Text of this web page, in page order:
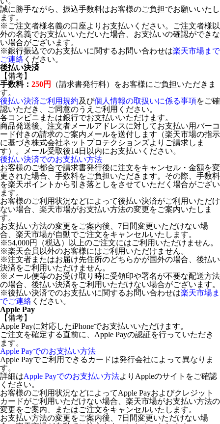
誠に勝手ながら、振込手数料はお客様のご負担でお願いいたし
ます。
※ご注文者様名義の口座よりお支払いください。ご注文者様以
外の名義でお支払いいただいた場合、お支払いの確認ができな
い場合がございます。
※銀行振込でのお支払いに関するお問い合わせは楽天市場まで
ご連絡 ください。
後払い決済
【備考】
手数料： 250円
（請求書発行料）をお客様にご負担いただきま
す。
後払い決済ご利用規約及び個人情報の取扱いに係る事項をご確
認いただき、ご同意のうえご利用ください。
各コンビニまたは銀行でお支払いいただけます。
商品発送後、注文者メールアドレスに対してお支払い用バーコ
ード付きの請求のご案内メールを送付します（楽天市場の指示
に基づき株式会社ネットプロテクションズよりご請求しま
す）。メール受取後14日以内にお支払いください。
後払い決済でのお支払い方法
お客様のご都合で請求書発行後に注文をキャンセル・金額を変
更された場合、手数料をご負担いただきます。その際、手数料
を楽天ポイントから引き落としをさせていただく場合がござい
ます。
お客様のご利用状況などによって後払い決済がご利用いただけ
ない場合、楽天市場がお支払い方法の変更をご案内いたしま
す。
お支払い方法の変更をご案内後、7日間変更いただけない場
合、楽天市場が自動でご注文をキャンセルいたします。
※54,000円（税込）以上のご注文にはご利用いただけません。
※楽天会員以外のお客様にはご利用いただけません。
※注文者またはお届け先住所のどちらかが国外の場合、後払い
決済をご利用いただけません。
※メール便等のお受け取り時に受領印や署名が不要な配送方法
の場合、後払い決済をご利用いただけない場合がございます。
※後払い決済でのお支払いに関するお問い合わせは楽天市場ま
でご連絡 ください。
Apple Pay
【備考】
Apple Payに対応したiPhoneでお支払いいただけます。
ご注文を確定する直前に、Apple Payの認証を行っていただき
ます。
Apple Payでのお支払い方法
Apple Payでご利用できるカードは発行会社によって異なりま
す。
詳細はApple Payでのお支払い方法よりAppleのサイトをご確認
ください。
お客様のご利用状況などによってApple Payおよびクレジット
カードがご利用いただけない場合、楽天市場がお支払い方法の
変更をご案内、またはご注文をキャンセルいたします。
お支払い方法の変更をご案内後、7日間変更いただけない場